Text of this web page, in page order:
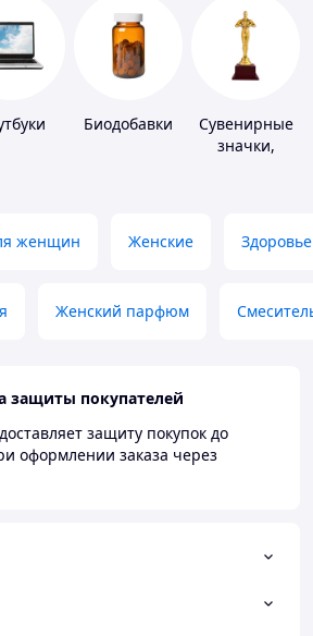
Биодобавки
Сувенирные
значки,
женщин Женские Здоровье
Женский парфюм
защиты покупателей
защиту покупок до
оформлении заказа через